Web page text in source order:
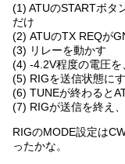
(1) ATUのSTARTボ
だけ
(2) ATUのTX REQが
(3) リレーを動かす
(4) -4.2V程度の電圧
(5) RIGを送信状態に
(6) TUNEが終わると
(7) RIGが送信を終え
RIGのMODE設定は
ったかな。